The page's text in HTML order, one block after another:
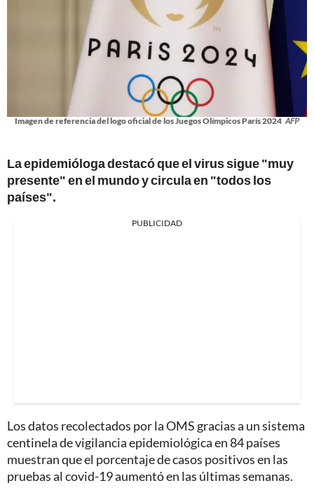
Imagen de referencia del logo oficial de los Juegos Olímpicos París 2024 AFP
La epidemióloga destacó que el virus sigue "muy
presente" en el mundo y circula en "todos los
países".
PUBLICIDAD
Los datos recolectados por la OMS gracias a un sistema
centinela de vigilancia epidemiológica en 84 países
muestran que el porcentaje de casos positivos en las
pruebas al covid-19 aumentó en las últimas semanas.